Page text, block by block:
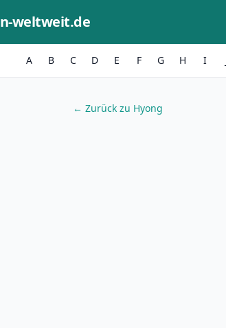
weltweit.de
A B C D E F G H I
← Zurück zu Hyong